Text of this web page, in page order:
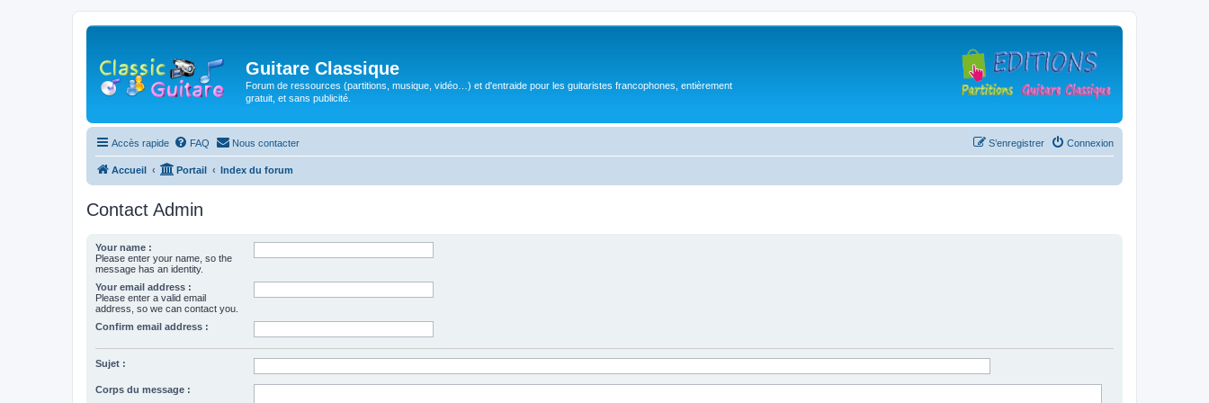
Guitare Classique
Forum de ressources (partitions, musique, vidéo…) et d'entraide pour les guitaristes francophones, entièrement
gratuit, et sans publicité.
Accès rapide FAQ Nous contacter Connexion
S’enregistrer
Accueil Portail Index du forum
Contact Admin
Your name :
Please enter your name, so the
message has an identity.
Your email address :
Please enter a valid email
address, so we can contact you.
Confirm email address :
Sujet :
Corps du message :